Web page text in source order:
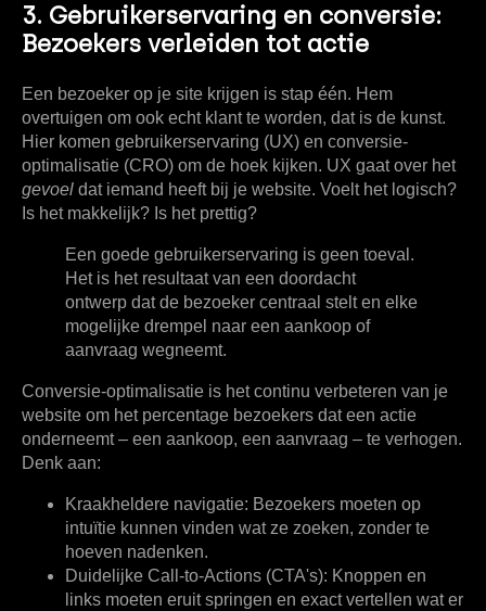
3. Gebruikerservaring en conversie:
Bezoekers verleiden tot actie
Een bezoeker op je site krijgen is stap één. Hem
overtuigen om ook echt klant te worden, dat is de kunst.
Hier komen gebruikerservaring (UX) en conversie-
optimalisatie (CRO) om de hoek kijken. UX gaat over het
gevoel dat iemand heeft bij je website. Voelt het logisch?
Is het makkelijk? Is het prettig?
Een goede gebruikerservaring is geen toeval.
Het is het resultaat van een doordacht
ontwerp dat de bezoeker centraal stelt en elke
mogelijke drempel naar een aankoop of
aanvraag wegneemt.
Conversie-optimalisatie is het continu verbeteren van je
website om het percentage bezoekers dat een actie
onderneemt – een aankoop, een aanvraag – te verhogen.
Denk aan:
Kraakheldere navigatie: Bezoekers moeten op
intuïtie kunnen vinden wat ze zoeken, zonder te
hoeven nadenken.
Duidelijke Call-to-Actions (CTA's): Knoppen en
links moeten eruit springen en exact vertellen wat er